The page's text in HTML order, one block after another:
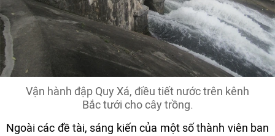
Vận hành đập Quy Xá, điều tiết nước trên kênh
Bắc tưới cho cây trồng.
Ngoài các đề tài, sáng kiến của một số thành viên ban